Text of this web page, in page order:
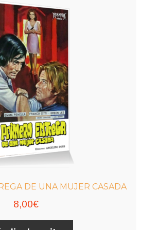
DE UNA MUJER CASADA
8,00€